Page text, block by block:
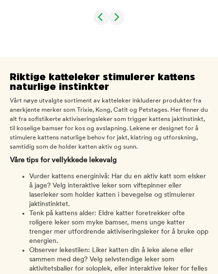
Riktige katteleker stimulerer kattens
naturlige instinkter
Vårt nøye utvalgte sortiment av katteleker inkluderer produkter fra
anerkjente merker som Trixie, Kong, Catit og Petstages. Her finner du
alt fra sofistikerte aktiviseringsleker som trigger kattens jaktinstinkt,
til koselige bamser for kos og avslapning. Lekene er designet for å
stimulere kattens naturlige behov for jakt, klatring og utforskning,
samtidig som de holder katten aktiv og sunn.
Våre tips for vellykkede lekevalg
Vurder kattens energinivå: Har du en aktiv katt som elsker
å jage? Velg interaktive leker som viftepinner eller
laserleker som holder katten i bevegelse og stimulerer
jaktinstinktet.
Tenk på kattens alder: Eldre katter foretrekker ofte
roligere leker som myke bamser, mens unge katter
trenger mer utfordrende aktiviseringsleker for å bruke opp
energien.
Observer lekestilen: Liker katten din å leke alene eller
sammen med deg? Velg selvstendige leker som
aktivitetsballer for soloplek, eller interaktive leker for felles